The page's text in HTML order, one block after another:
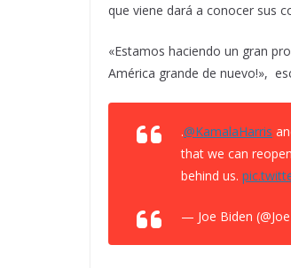
que viene dará a conocer sus
«Estamos haciendo un gran
América grande de nuevo!»,
.@KamalaHarris
that we can
behind us.
— Joe Biden